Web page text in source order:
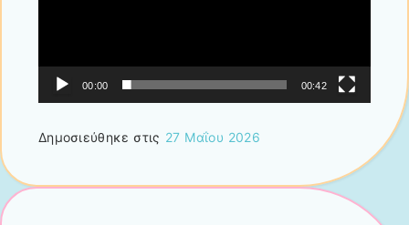
00:00 00:42
Δημοσιεύθηκε στις 27 Μαΐου 2026